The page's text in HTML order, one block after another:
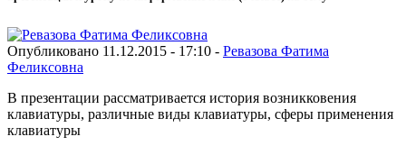
Опубликовано 11.12.2015 - 17:10 - Ревазова Фатима
Феликсовна
В презентации рассматривается история возникковения
клавиатуры, различные виды клавиатуры, сферы применения
клавиатуры